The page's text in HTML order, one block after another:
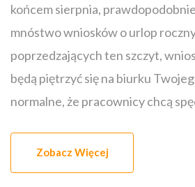
końcem sierpnia,
mnóstwo wniosków o urlop
poprzedzających ten szczyt,
będą piętrzyć się na biurku
normalne, że pracownicy chcą
Zobacz Więcej